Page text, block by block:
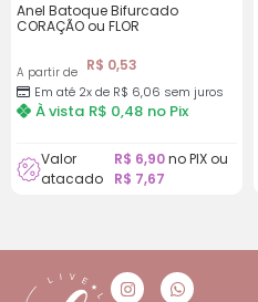
Anel Batoque Bifurcado
CORAÇÃO ou FLOR
A partir de R$ 0,53
Em até 2x de R$ 6,06 sem juros
À vista R$ 0,48 no Pix
Valor
atacado
R$ 6,90no PIX ou
R$ 7,67